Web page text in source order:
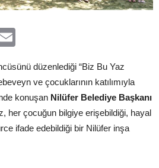
Pinterest
düzenlediği “Biz Bu Yaz
ve çocuklarının katılımıyla
konuşan Nilüfer Belediye Başkanı
her çocuğun bilgiye erişebildiği, hayal
ifade edebildiği bir Nilüfer inşa